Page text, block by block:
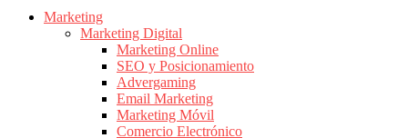
Marketing
Marketing
Marketing Digital
Marketing Online
SEO y Posicionamiento
Advergaming
Email Marketing
Marketing Móvil
Comercio Electrónico